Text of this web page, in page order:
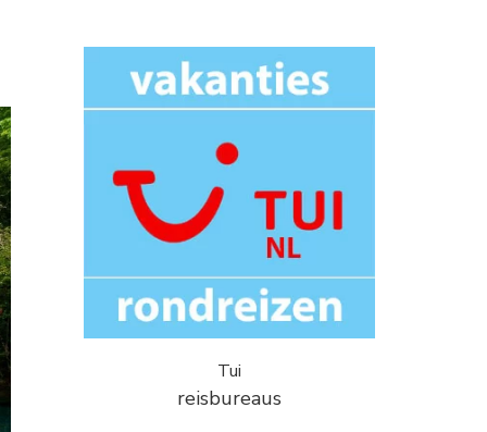
Tui
reisbureaus